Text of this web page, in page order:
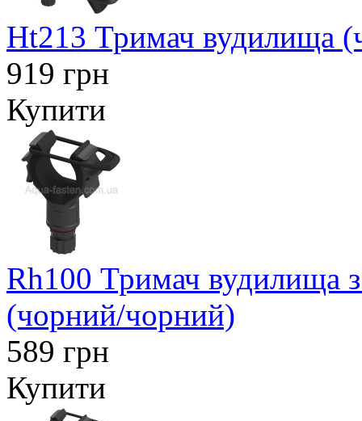
Ht213 Тримач вудилища
919 грн
Купити
Rh100 Тримач вудилища
(чорний/чорний)
589 грн
Купити